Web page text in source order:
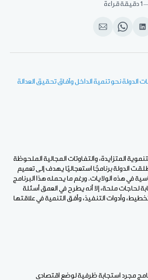
1 دقيقة قراءة
انشر
لينكد
Share
WhatsApp
انشر
الإيميل
الدولة نحو تنمية الداخل وآفاق تحقيق العدالة
المتزايدة، والتفاوتات المجالية الملحوظة
الدولة برنامجًا استعجاليًا يهدف إلى تعميم
في هذه الولايات. ورغم ما يحمله هذا البرنامج
لحاجات ملحة، إلا أنه يطرح في العمق أسئلة
وأدوات التنفيذ، وأفق التنمية في علاقتها
مجرد استجابة ظرفية لوضع اقتصادي